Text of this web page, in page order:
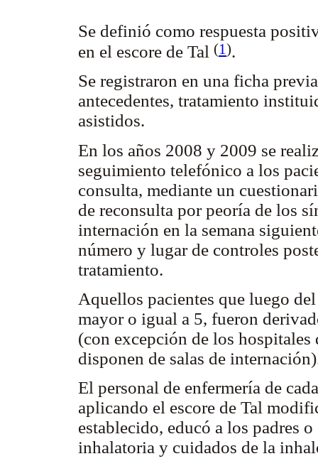
Se definió como respuesta
en el escore de Tal (1).
Se registraron en una ficha
antecedentes, tratamiento
asistidos.
En los años 2008 y 2009 se
seguimiento telefónico a los
consulta, mediante un
de reconsulta por peoría de los
internación en la semana
número y lugar de controles
tratamiento.
Aquellos pacientes que luego
mayor o igual a 5, fueron
(con excepción de los
disponen de salas de
El personal de enfermería de
aplicando el escore de Tal
establecido, educó a los padres
inhalatoria y cuidados de la